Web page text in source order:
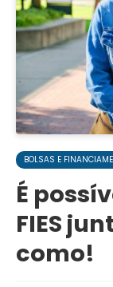
BOLSAS E
É
FIES
como!